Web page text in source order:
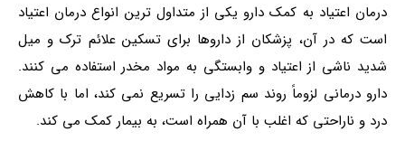
درمان اعتیاد به کمک دارو یکی از متداول ترین انواع درمان اعتیاد
است که در آن، پزشکان از داروها برای تسکین علائم ترک و میل
شدید ناشی از اعتیاد و وابستگی به مواد مخدر استفاده می کنند.
دارو درمانی لزوماً روند سم زدایی را تسریع نمی کند، اما با کاهش
درد و ناراحتی که اغلب با آن همراه است، به بیمار کمک می کند.